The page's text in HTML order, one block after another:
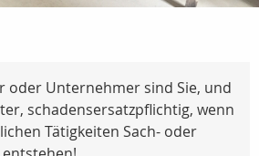
oder Unternehmer sind Sie, und
schadensersatzpflichtig, wenn
Tätigkeiten Sach- oder